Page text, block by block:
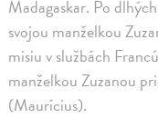
Madagaskar. Po
svojou manželkou
misiu v službách
manželkou Zuzanou
(Maurícius).